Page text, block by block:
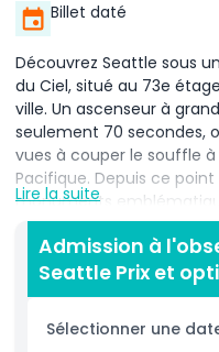
Billet daté
Découvrez Seattle sous
du Ciel, situé au 73e
ville. Un ascenseur à
seulement 70 secondes,
vues à couper le souffle à
Pacifique. Depuis ce
monuments
Elliott Bay et la vibrante
temps clair, apercevez
spectaculaire qui met en
région. Grâce à ses
l'observatoire offre le
faisant un lieu
Lire la suite
Admission à
Seattle Prix et
Sélectionner une